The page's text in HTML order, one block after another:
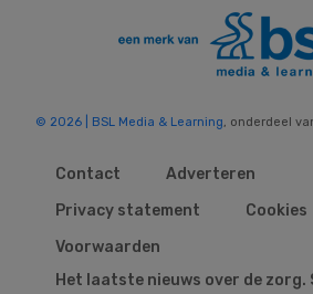
© 2026 | BSL Media & Learning, onderdeel
Contact
Adverteren
Privacy statement
Cookies
Voorwaarden
Het laatste nieuws over de zorg.